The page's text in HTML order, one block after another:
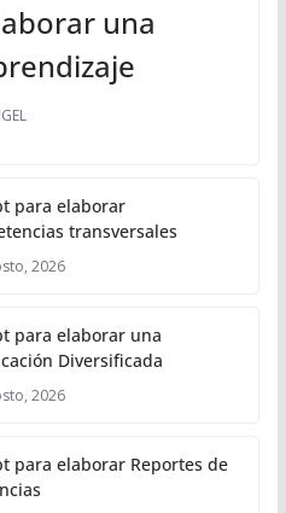
una
para elaborar
transversales
2026
para elaborar una
Diversificada
2026
para elaborar Reportes de